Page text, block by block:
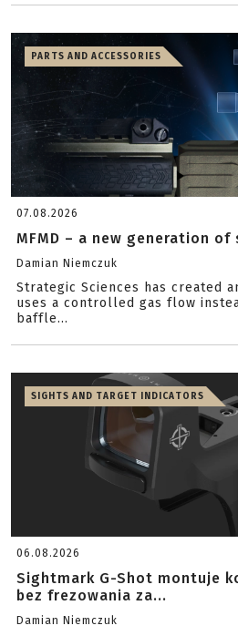
PARTS AND ACCESSORIES
07.08.2026
MFMD – a new generation of
Damian Niemczuk
Strategic Sciences has created
uses a controlled gas flow
baffle...
SIGHTS AND TARGET INDICATORS
06.08.2026
Sightmark G-Shot montuje
bez frezowania za...
Damian Niemczuk